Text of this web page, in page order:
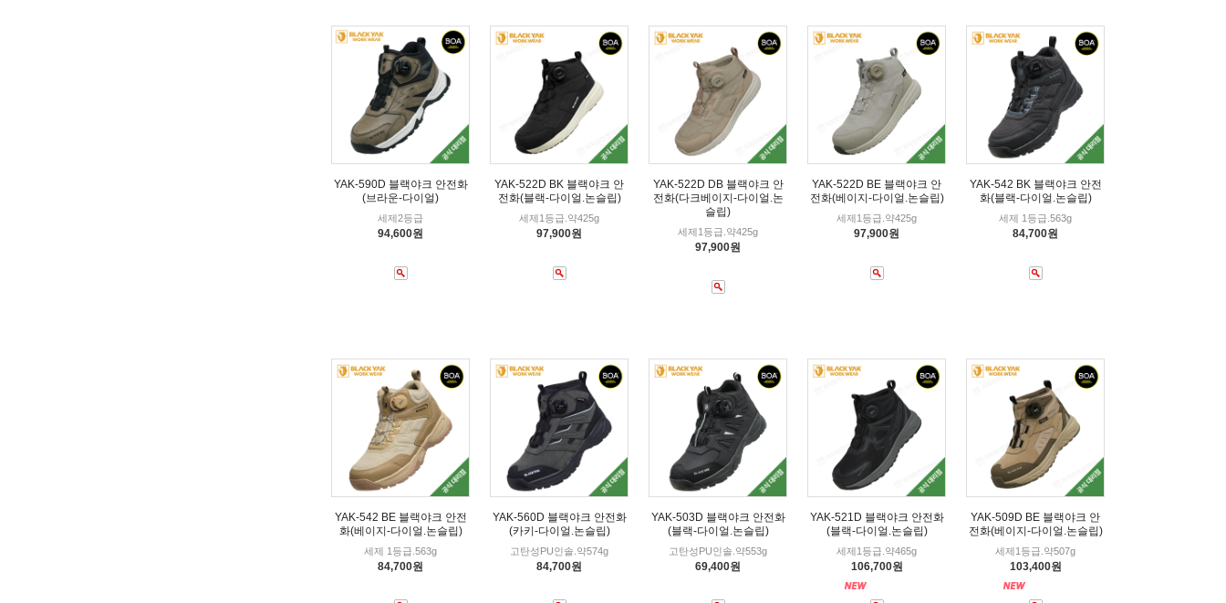
YAK-590D 블랙야크 안전화
(브라운-다이얼)
세제2등급
94,600원
YAK-522D BK 블랙야크 안
전화(블랙-다이얼.논슬립)
세제1등급.약425g
97,900원
YAK-522D DB 블랙야크 안
전화(다크베이지-다이얼.논
슬립)
세제1등급.약425g
97,900원
YAK-522D BE 블랙야크 안
전화(베이지-다이얼.논슬립)
세제1등급.약425g
97,900원
YAK-542 BK 블랙야크 안전
화(블랙-다이얼.논슬립)
세제 1등급.563g
84,700원
YAK-542 BE 블랙야크 안전
화(베이지-다이얼.논슬립)
세제 1등급.563g
84,700원
YAK-560D 블랙야크 안전화
(카키-다이얼.논슬립)
고탄성PU인솔.약574g
84,700원
YAK-503D 블랙야크 안전화
(블랙-다이얼.논슬립)
고탄성PU인솔.약553g
69,400원
YAK-521D 블랙야크 안전화
(블랙-다이얼.논슬립)
세제1등급.약465g
106,700원
YAK-509D BE 블랙야크 안
전화(베이지-다이얼.논슬립)
세제1등급.약507g
103,400원